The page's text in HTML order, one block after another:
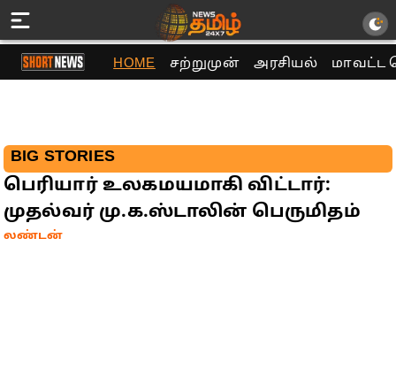
HOME சற்றுமுன் அரசியல் மாவட்ட
BIG STORIES
பெரியார் உலகமயமாகி விட்டார்:
முதல்வர் மு.க.ஸ்டாலின் பெருமிதம்
லண்டன்